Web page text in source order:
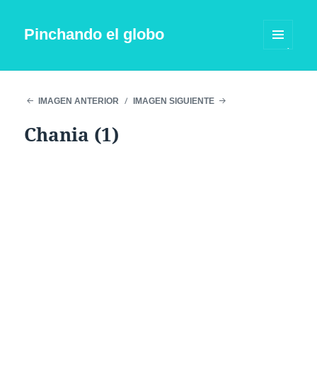
Pinchando el globo
WIDGETS
IMAGEN ANTERIOR IMAGEN SIGUIENTE
Chania (1)